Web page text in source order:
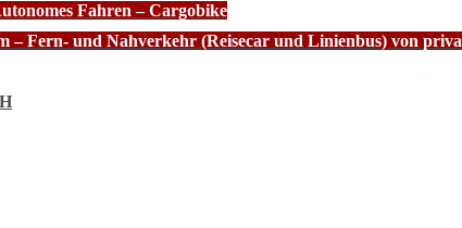
Fahren – Cargobike
– Fern- und Nahverkehr (Reisecar und Linienbus) von